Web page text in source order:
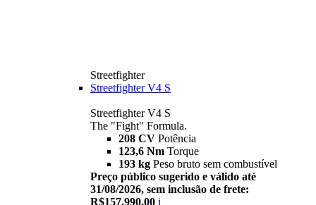
Streetfighter
Streetfighter V4 S
Streetfighter V4 S
The "Fight" Formula.
208 CV Potência
123,6 Nm Torque
193 kg Peso bruto sem combustível
Preço público sugerido e válido até
31/08/2026, sem inclusão de frete:
R$157.990,00 i